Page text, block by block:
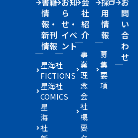
情
報・
新刊
情報
星海社
FICTIONS
星海社
COMICS
星
海
社
ら
せ・
イベ
ント
社
紹
介
事
業
理
念
会
社
概
要
用
情
報
募
集
要
項
問
い
合
わ
せ